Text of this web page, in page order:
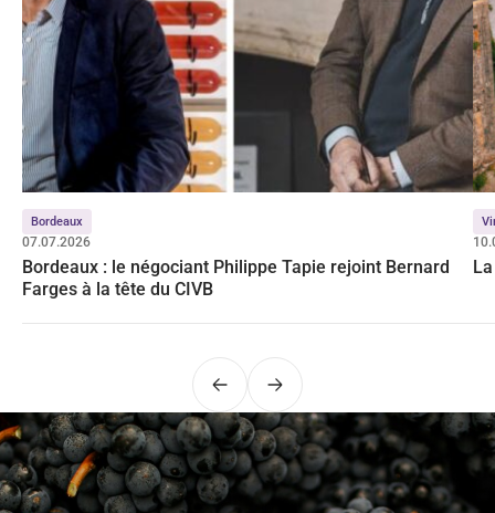
Bordeaux
07.07.2026
Bordeaux : le négociant Philippe Tapie rejoint Bernard
Farges à la tête du CIVB
PrécédentSuivant